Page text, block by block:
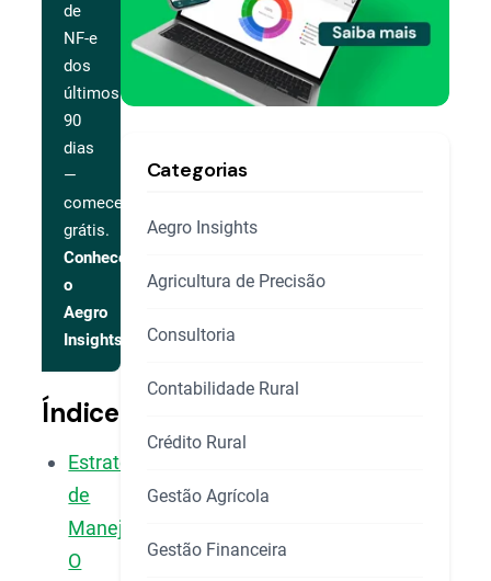
de
NF-e
dos
últimos
90
dias
—
comece
grátis.
Conhecer
o
Aegro
Insights
Índice
Estratégias
de
Manejo:
O
Categorias
Aegro Insights
Agricultura de Precisão
Consultoria
Contabilidade Rural
Crédito Rural
Gestão Agrícola
Gestão Financeira